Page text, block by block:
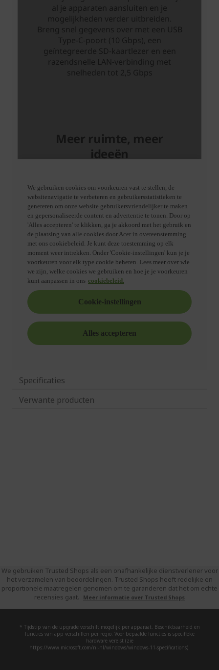
Specificaties
Verwante producten
We gebruiken Trusted Shops als een onafhankelijke dienstverlener voor
het verzamelen van beoordelingen. Trusted Shops heeft redelijke en
proportionele maatregelen genomen om te garanderen dat het om echte
recensies gaat.
Meer informatie over Trusted Shops
* Tijdstip van de upgrade verschilt mogelijk per apparaat. Beschikbaarheid en
functies van app verschillen per regio. Voor bepaalde functies is specifieke
hardware vereist (zie
https://www.microsoft.com/nl-nl/windows/windows-11-specifications).